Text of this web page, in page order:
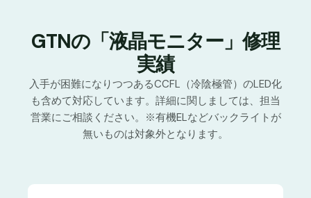
GTNの「液晶モニター」修理
実績
入手が困難になりつつあるCCFL（冷陰極管）のLED化
も含めて対応しています。詳細に関しましては、担当
営業にご相談ください。※有機ELなどバックライトが
無いものは対象外となります。